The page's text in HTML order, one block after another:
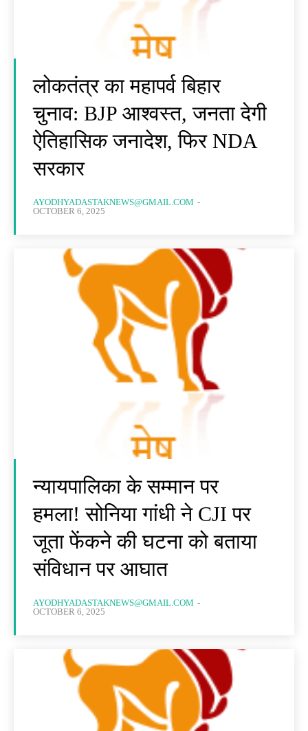
लोकतंत्र का महापर्व बिहार
चुनाव: BJP आश्वस्त, जनता देगी
ऐतिहासिक जनादेश, फिर NDA
सरकार
AYODHYADASTAKNEWS@GMAIL.COM -
OCTOBER 6, 2025
न्यायपालिका के सम्मान पर
हमला! सोनिया गांधी ने CJI पर
जूता फेंकने की घटना को बताया
संविधान पर आघात
AYODHYADASTAKNEWS@GMAIL.COM -
OCTOBER 6, 2025